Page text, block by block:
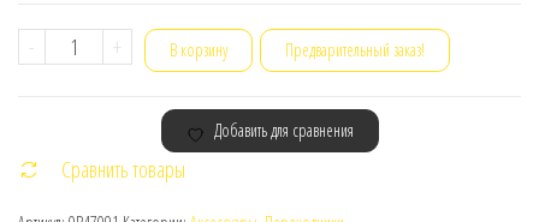
-
Количество
DisplayPort
to
+ В корзину Предварительный заказ!
Добавить для сравнения
Сравнить товары